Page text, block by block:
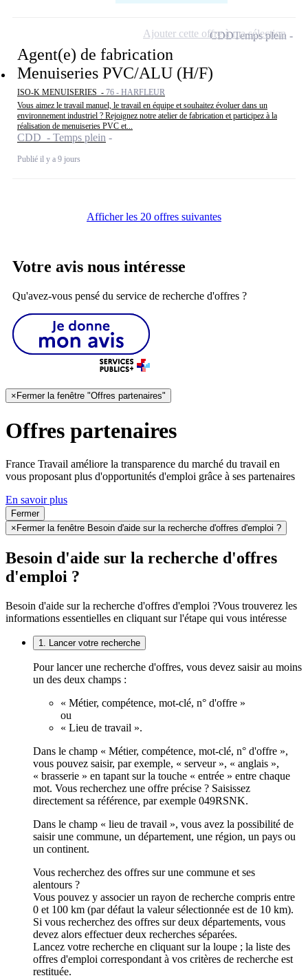
Agent(e) de fabrication
Menuiseries PVC/ALU (H/F)
ISO-K MENUISERIES - 76 - HARFLEUR
Vous aimez le travail manuel, le travail en équipe et souhaitez évoluer dans un
environnement industriel ? Rejoignez notre atelier de fabrication et participez à la
réalisation de menuiseries PVC et...
CDD - Temps plein
Publié il y a 9 jours
CDDTemps plein
Ajouter cette offre à ma sélection
Afficher les 20 offres suivantes
Votre avis nous intéresse
Qu'avez-vous pensé du service de recherche d'offres ?
× Fermer la fenêtre "Offres partenaires"
Offres partenaires
France Travail améliore la transparence du marché du travail en
vous proposant plus d'opportunités d'emploi grâce à ses partenaires
En savoir plus
Fermer
× Fermer la fenêtre Besoin d'aide sur la recherche d'offres d'emploi ?
Besoin d'aide sur la recherche d'offres
d'emploi ?
Besoin d'aide sur la recherche d'offres d'emploi ?Vous trouverez les
informations essentielles en cliquant sur l'étape qui vous intéresse
1. Lancer votre recherche
Pour lancer une recherche d'offres, vous devez saisir au moins
un des deux champs :
« Métier, compétence, mot-clé, n° d'offre »
ou
« Lieu de travail ».
Dans le champ « Métier, compétence, mot-clé, n° d'offre »,
vous pouvez saisir, par exemple, « serveur », « anglais »,
« brasserie » en tapant sur la touche « entrée » entre chaque
mot. Vous recherchez une offre précise ? Saisissez
directement sa référence, par exemple 049RSNK.
Dans le champ « lieu de travail », vous avez la possibilité de
saisir une commune, un département, une région, un pays ou
un continent.
Vous recherchez des offres sur une commune et ses
alentours ?
Vous pouvez y associer un rayon de recherche compris entre
0 et 100 km (par défaut la valeur sélectionnée est de 10 km).
Si vous recherchez des offres sur deux départements, vous
devez alors effectuer deux recherches séparées.
Lancez votre recherche en cliquant sur la loupe ; la liste des
offres d'emploi correspondant à vos critères de recherche est
restituée.